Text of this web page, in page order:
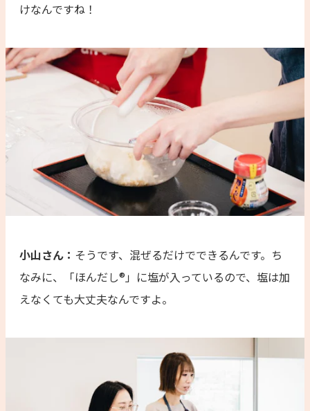
けなんですね！
小山さん： そうです、混ぜるだけでできるんです。ち
なみに、「ほんだし®」に塩が入っているので、塩は加
えなくても大丈夫なんですよ。